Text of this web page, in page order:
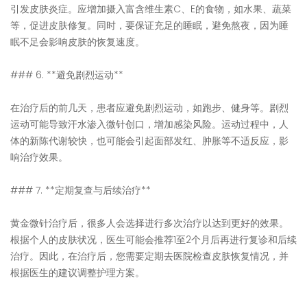
引发皮肤炎症。应增加摄入富含维生素C、E的食物，如水果、蔬菜
等，促进皮肤修复。同时，要保证充足的睡眠，避免熬夜，因为睡
眠不足会影响皮肤的恢复速度。
### 6. **避免剧烈运动**
在治疗后的前几天，患者应避免剧烈运动，如跑步、健身等。剧烈
运动可能导致汗水渗入微针创口，增加感染风险。运动过程中，人
体的新陈代谢较快，也可能会引起面部发红、肿胀等不适反应，影
响治疗效果。
### 7. **定期复查与后续治疗**
黄金微针治疗后，很多人会选择进行多次治疗以达到更好的效果。
根据个人的皮肤状况，医生可能会推荐1至2个月后再进行复诊和后续
治疗。因此，在治疗后，您需要定期去医院检查皮肤恢复情况，并
根据医生的建议调整护理方案。